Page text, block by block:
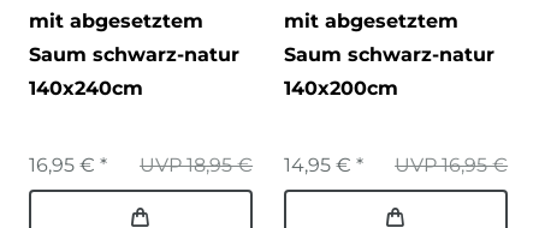
mit abgesetztem
Saum schwarz-natur
140x240cm
UVP 18,95 €
16,95 € *
mit abgesetztem
Saum schwarz-natur
140x200cm
UVP 16,95 €
14,95 € *